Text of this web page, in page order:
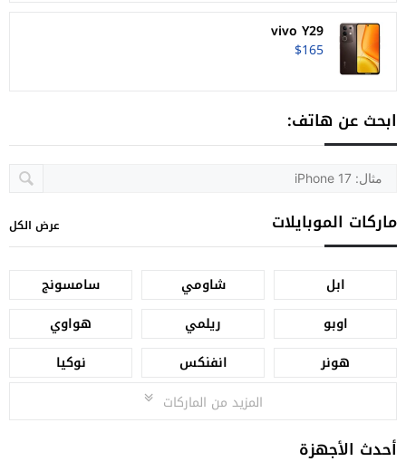
vivo Y29
$165
ابحث عن هاتف:
ماركات الموبايلات عرض الكل
ابل شاومي
سامسونج
اوبو
ريلمي
هواوي
هونر
انفنكس
نوكيا
المزيد من الماركات
أحدث الأجهزة